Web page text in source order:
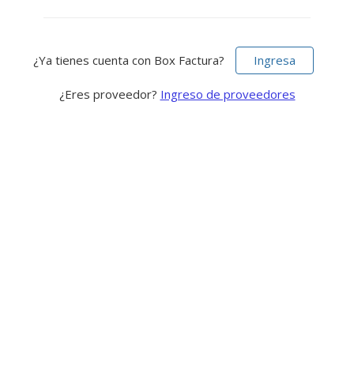
¿Ya tienes cuenta con Box Factura? Ingresa
¿Eres proveedor? Ingreso de proveedores